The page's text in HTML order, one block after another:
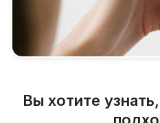
Вы хотите